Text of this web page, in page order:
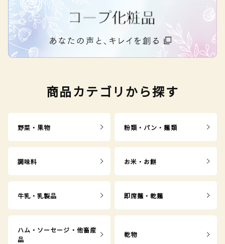
商品カテゴリから探す
野菜・果物 粉類・パン・麺類
調味料 お米・お餅
牛乳・乳製品 即席麺・乾麺
ハム・ソーセージ・他畜産
品
乾物